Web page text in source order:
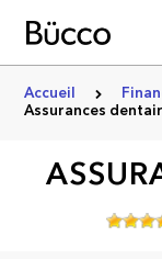
Accueil
Assurances